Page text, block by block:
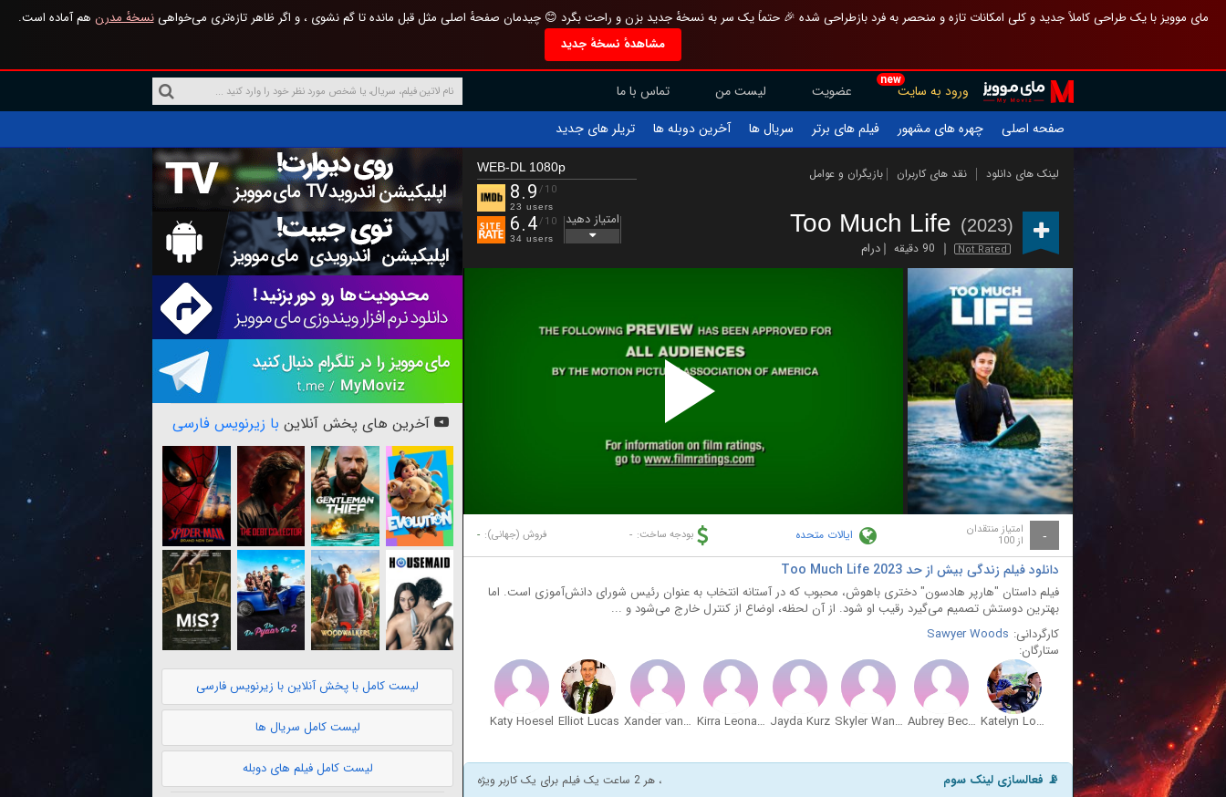
مای موویز با یک طراحی کاملاً جدید و کلی امکانات تازه و منحصر به فرد بازطراحی شده 🎉 حتماً یک سر به نسخهٔ جدید بزن و راحت بگرد 😊 چیدمان صفحهٔ اصلی مثل قبل مانده تا گم نشوی ، و اگر ظاهر تازه‌تری می‌خواهینسخهٔ مدرن هم آماده است.
مشاهدهٔ نسخهٔ جدید
new
ورود به سایت عضویت لیست من
تماس با ما
صفحه اصلی
چهره های مشهور فیلم های برتر سریال ها آخرین دوبله ها تریلر های جدید
لینک های دانلود نقد های کاربران بازیگران و عوامل
Too Much Life (2023)
Not Rated 90 دقیقه درام
WEB-DL 1080p
8.9 /10
23 users
6.4/10
34 users
امتیاز دهید
Play
Video
- امتیاز منتقدان
از 100 ایالات متحده بودجه ساخت: - فروش (جهانی): -
دانلود فیلم زندگی بیش از حد Too Much Life 2023
فیلم داستان "هارپر هادسون" دختری باهوش، محبوب که در آستانه انتخاب به عنوان رئیس شورای دانش‌آموزی است. اما
بهترین دوستش تصمیم می‌گیرد رقیب او شود. از آن لحظه، اوضاع از کنترل خارج می‌شود و ...
کارگردانی: Sawyer Woods
ستارگان:
Katelyn Lopes
Aubrey Bechard
Skyler Wandasan
Jayda Kurz
Kirra Leonard
Xander van Den Berg
Elliot Lucas
Katy Hoesel
📡 فعالسازی لینک سوم ، هر 2 ساعت یک فیلم برای یک کاربر ویژه
آخرین های پخش آنلاین با زیرنویس فارسی
لیست کامل با پخش آنلاین با زیرنویس فارسی
لیست کامل سریال ها
لیست کامل فیلم های دوبله